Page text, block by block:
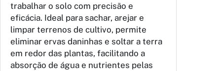
trabalhar o solo com precisão e
eficácia. Ideal para sachar, arejar e
limpar terrenos de cultivo, permite
eliminar ervas daninhas e soltar a terra
em redor das plantas, facilitando a
absorção de água e nutrientes pelas